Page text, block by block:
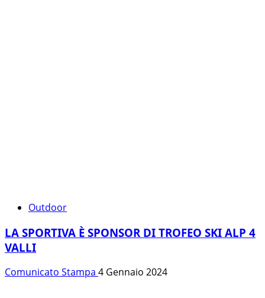
Outdoor
LA SPORTIVA È SPONSOR DI TROFEO SKI ALP 4
VALLI
Comunicato Stampa 4 Gennaio 2024